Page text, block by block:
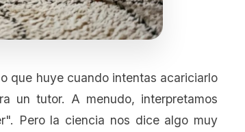
que huye cuando intentas acariciarlo
un tutor. A menudo, interpretamos
Pero la ciencia nos dice algo muy